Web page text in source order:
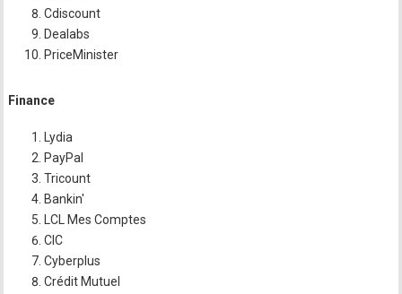
Cdiscount
Dealabs
PriceMinister
Finance
Lydia
PayPal
Tricount
Bankin'
LCL Mes Comptes
CIC
Cyberplus
Crédit Mutuel